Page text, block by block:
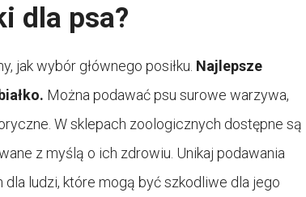
dla psa?
jak wybór głównego posiłku. Najlepsze
Można podawać psu surowe warzywa,
W sklepach zoologicznych dostępne są
z myślą o ich zdrowiu. Unikaj podawania
ludzi, które mogą być szkodliwe dla jego